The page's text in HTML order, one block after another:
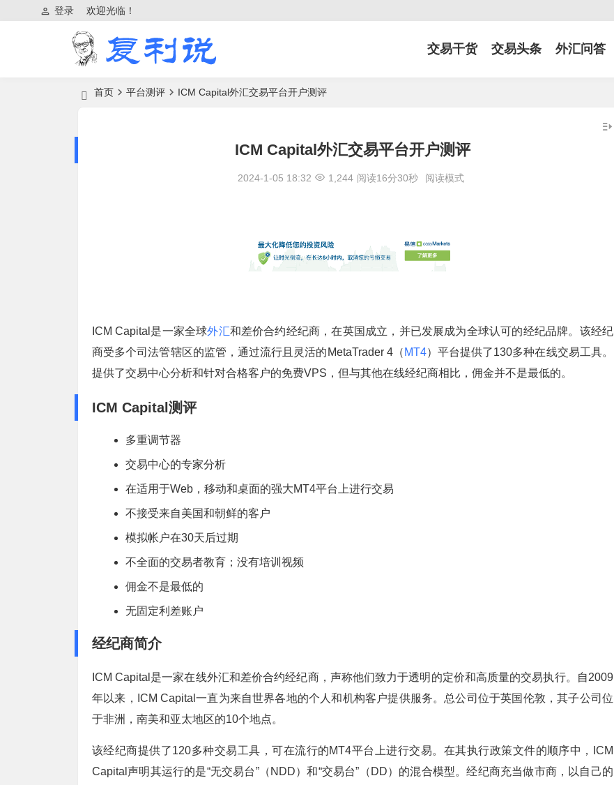
欢迎光临！
登录
交易干货 交易头条 外汇问答
首页 平台测评 ICM Capital外汇交易平台开户测评
ICM Capital外汇交易平台开户测评
2024-1-05 18:32 1,244 阅读16分30秒 阅读模式
ICM Capital是一家全球外汇和差价合约经纪商，在英国成立，并已发展成为全球认可的经纪品牌。该经纪
商受多个司法管辖区的监管，通过流行且灵活的MetaTrader 4（ MT4）平台提供了130多种在线交易工具。
提供了交易中心分析和针对合格客户的免费VPS，但与其他在线经纪商相比，佣金并不是最低的。
ICM Capital测评
多重调节器
交易中心的专家分析
在适用于Web，移动和桌面的强大MT4平台上进行交易
不接受来自美国和朝鲜的客户
模拟帐户在30天后过期
不全面的交易者教育；没有培训视频
佣金不是最低的
无固定利差账户
经纪商简介
ICM Capital是一家在线外汇和差价合约经纪商，声称他们致力于透明的定价和高质量的交易执行。自2009
年以来，ICM Capital一直为来自世界各地的个人和机构客户提供服务。总公司位于英国伦敦，其子公司位
于非洲，南美和亚太地区的10个地点。
该经纪商提供了120多种交易工具，可在流行的MT4平台上进行交易。在其执行政策文件的顺序中，ICM
Capital声明其运行的是“无交易台”（NDD）和“交易台”（DD）的混合模型。经纪商充当做市商，以自己的